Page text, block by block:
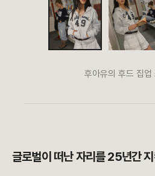
후아유의 후드 집업
글로벌이 떠난 자리를 25년간